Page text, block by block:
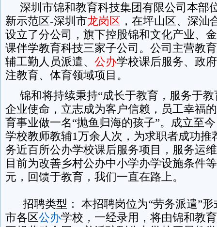
深圳市锦和教育科技集团有限公司本部
新示范区-深圳市龙岗区 ，在坪山区、深汕
设立了分公司，旗下控股锦和文化产业、
课伴学教育科技三家子公司。公司主营教
辅工勤人员派遣、 公办学校课后服务、政
注教育、体育领域项目。
锦和将持续秉持“成长于教育，服务于教
企业使命，立志成为客户信赖，员工幸福
育事业做一名“抛鱼归海的孩子”。成立至
学校教师教辅1万余人次，为求职者成功推
务近百所公办学校课后服务项目，服务运
目前为改善乡村公办中小学办学设施条件
元，回馈于教育，我们一直在路上。
招聘类型： 本招聘岗位为“劳务派遣”形
市各区公办学校，一经录用，将由锦和教